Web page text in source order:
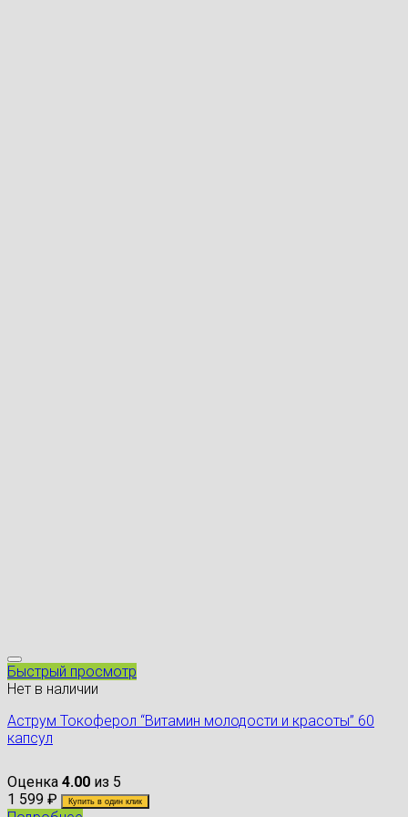
Быстрый просмотр
Нет в наличии
Аструм Токоферол “Витамин молодости и красоты” 60
капсул
Оценка 4.00 из 5
1 599 ₽ Купить в один клик